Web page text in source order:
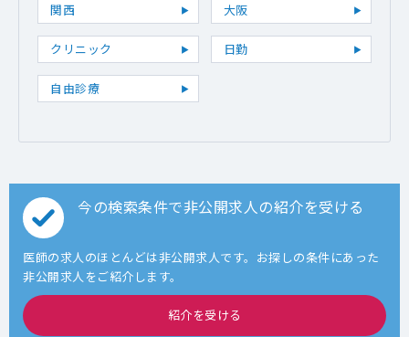
関西 大阪
クリニック 日勤
自由診療
今の検索条件で非公開求人の紹介を受ける
医師の求人のほとんどは非公開求人です。お探しの条件にあった
非公開求人をご紹介します。
紹介を受ける